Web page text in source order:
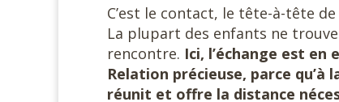
C’est le contact, le tête-à-tête
La plupart des enfants ne
rencontre. Ici, l’échange est
Relation précieuse, parce qu’à
réunit et offre la distance